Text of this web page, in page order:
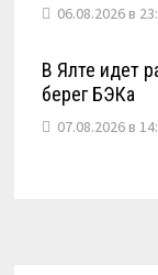
06.08.2026 в
В Ялте идет
берег БЭКа
07.08.2026 в